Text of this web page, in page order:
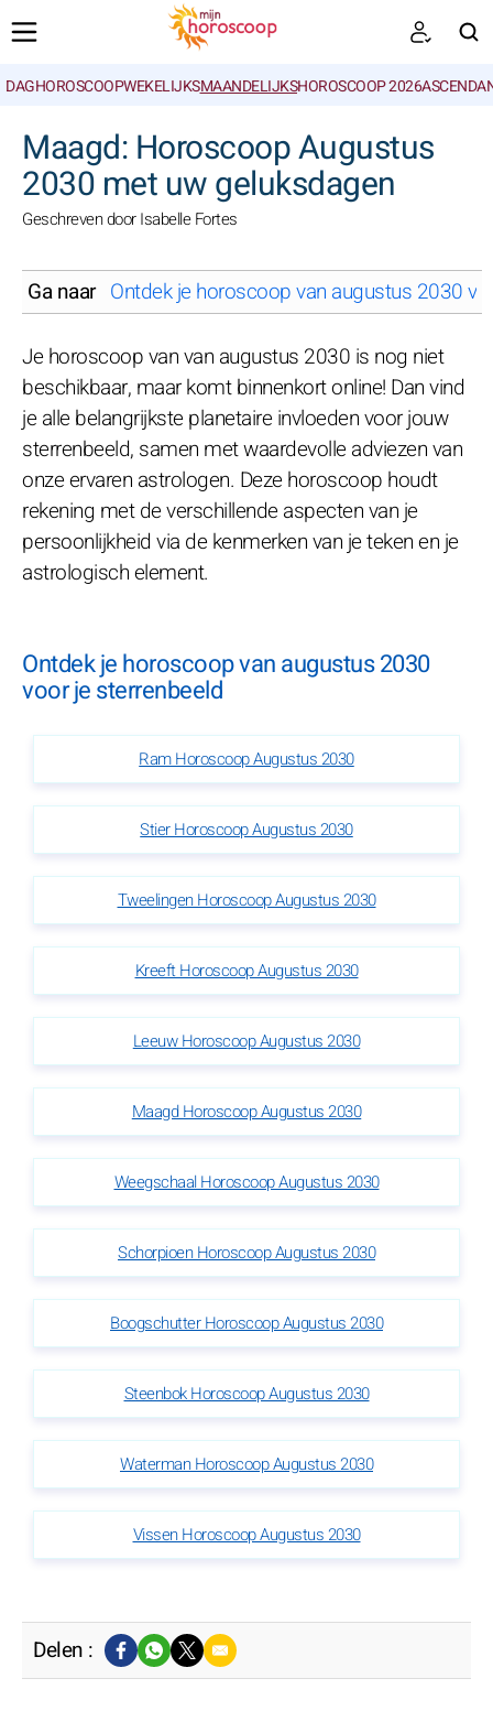
DAGHOROSCOOPWEKELIJKSMAANDELIJKSHOROSCOOP 2026
Maagd: Horoscoop Augustus
2030 met uw geluksdagen
Geschreven door Isabelle Fortes
Ga naar Ontdek je horoscoop van augustus 2030
Je horoscoop van van augustus 2030 is nog niet
beschikbaar, maar komt binnenkort online! Dan vind
je alle belangrijkste planetaire invloeden voor jouw
sterrenbeeld, samen met waardevolle adviezen van
onze ervaren astrologen. Deze horoscoop houdt
rekening met de verschillende aspecten van je
persoonlijkheid via de kenmerken van je teken en je
astrologisch element.
Ontdek je horoscoop van augustus 2030
voor je sterrenbeeld
Ram Horoscoop Augustus 2030
Stier Horoscoop Augustus 2030
Tweelingen Horoscoop Augustus 2030
Kreeft Horoscoop Augustus 2030
Leeuw Horoscoop Augustus 2030
Maagd Horoscoop Augustus 2030
Weegschaal Horoscoop Augustus 2030
Schorpioen Horoscoop Augustus 2030
Boogschutter Horoscoop Augustus 2030
Steenbok Horoscoop Augustus 2030
Waterman Horoscoop Augustus 2030
Vissen Horoscoop Augustus 2030
Delen :